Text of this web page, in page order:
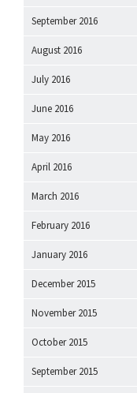
September 2016
August 2016
July 2016
June 2016
May 2016
April 2016
March 2016
February 2016
January 2016
December 2015
November 2015
October 2015
September 2015